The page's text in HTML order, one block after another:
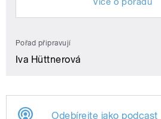
Pořad připravují
Iva Hüttnerová
Odebírejte jako podcast